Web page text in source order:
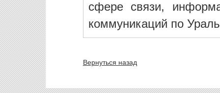
сфере связи,
коммуникаций по
Вернуться назад